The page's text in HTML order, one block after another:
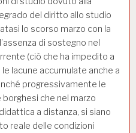
del diritto allo studio
lo scorso marzo con la
di sostegno nel
(ciò che ha impedito a
lacune accumulate anche a
progressivamente le
che nel marzo
a distanza, si siano
reale delle condizioni